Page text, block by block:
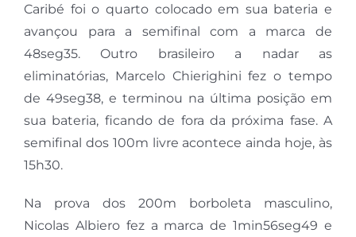
Caribé foi o quarto colocado em sua bateria e
avançou para a semifinal com a marca de
48seg35. Outro brasileiro a nadar as
eliminatórias, Marcelo Chierighini fez o tempo
de 49seg38, e terminou na última posição em
sua bateria, ficando de fora da próxima fase. A
semifinal dos 100m livre acontece ainda hoje, às
15h30.
Na prova dos 200m borboleta masculino,
Nicolas Albiero fez a marca de 1min56seg49 e